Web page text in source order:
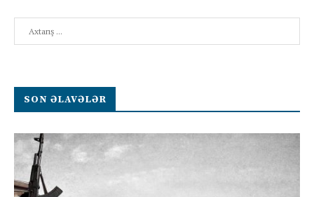
SON ƏLAVƏLƏR